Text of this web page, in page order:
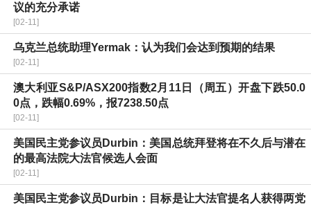
议的充分承诺
[02-11]
乌克兰总统助理Yermak：认为我们会达到预期的结果
[02-11]
澳大利亚S&P/ASX200指数2月11日（周五）开盘下跌50.0
0点，跌幅0.69%，报7238.50点
[02-11]
美国民主党参议员Durbin：美国总统拜登将在不久后与潜在
的最高法院大法官候选人会面
[02-11]
美国民主党参议员Durbin：目标是让大法官提名人获得两党